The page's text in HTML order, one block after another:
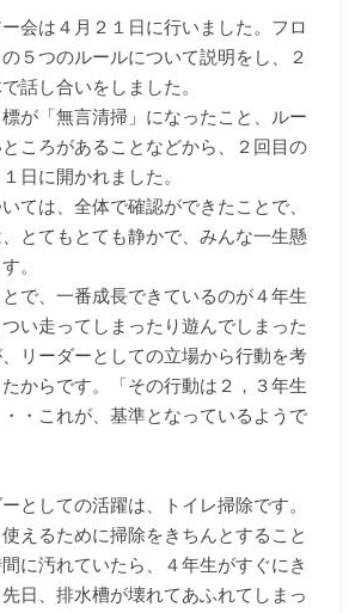
会は４月２１日に行いました。フロ
５つのルールについて説明をし、２
話し合いをしました。
が「無言清掃」になったこと、ルー
ころがあることなどから、２回目の
日に開かれました。
ては、全体で確認ができたことで、
とてもとても静かで、みんな一生懸
。
で、一番成長できているのが４年生
い走ってしまったり遊んでしまった
リーダーとしての立場から行動を考
からです。「その行動は２，３年生
・これが、基準となっているようで
としての活躍は、トイレ掃除です。
えるために掃除をきちんとすること
に汚れていたら、４年生がすぐにき
日、排水槽が壊れてあふれてしまっ